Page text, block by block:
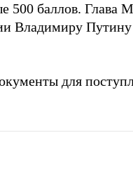
500 баллов. Глава
Владимиру
для